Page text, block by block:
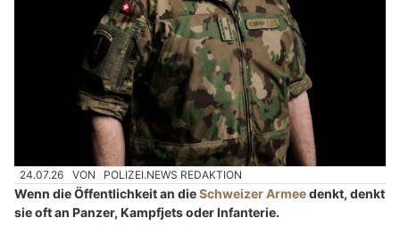
24.07.26 VON POLIZEI.NEWS REDAKTION
Wenn die Öffentlichkeit an dieSchweizer Armeedenkt, denkt
sie oft an Panzer, Kampfjets oder Infanterie.